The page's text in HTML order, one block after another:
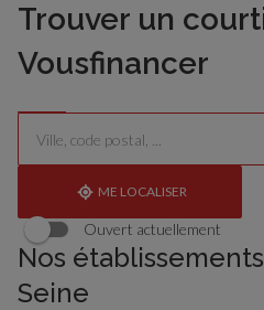
Trouver un
Vousfinancer
Rechercher
Veuillez
renseigner
adresse
{{count}}
résultat(s)
ME LOCALISER
Ouvert actuellement
Nos
Seine